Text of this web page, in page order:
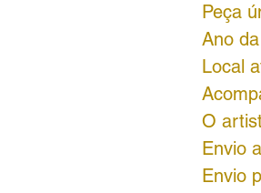
Peça
Ano
Local
O
Envio
Envio